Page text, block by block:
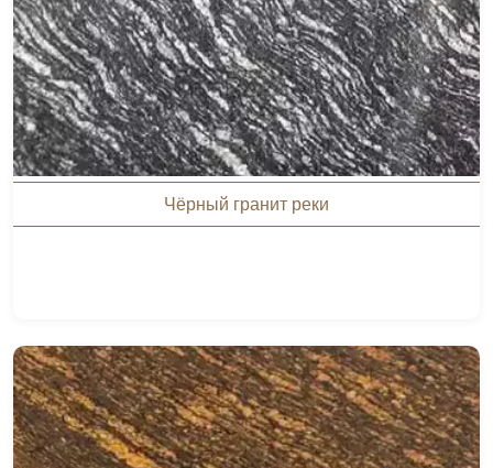
Чёрный гранит реки